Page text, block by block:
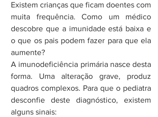
Existem crianças que ficam doentes com
muita frequência. Como um médico
descobre que a imunidade está baixa e
o que os pais podem fazer para que ela
aumente?
A imunodeficiência primária nasce desta
forma. Uma alteração grave, produz
quadros complexos. Para que o pediatra
desconfie deste diagnóstico, existem
alguns sinais: